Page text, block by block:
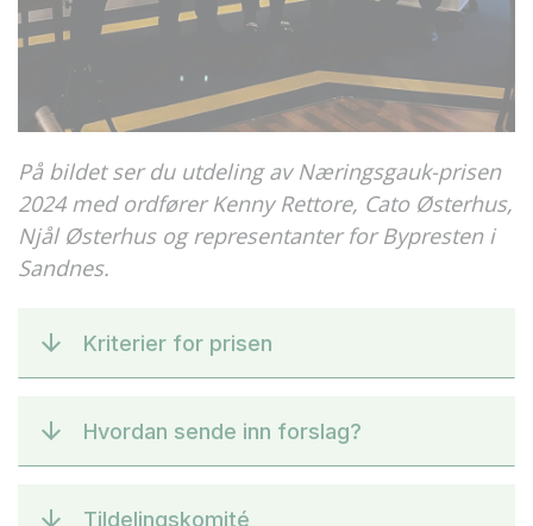
På bildet ser du utdeling av Næringsgauk-prisen
2024 med ordfører Kenny Rettore, Cato Østerhus,
Njål Østerhus og representanter for Bypresten i
Sandnes.
Kriterier for prisen
Hvordan sende inn forslag?
Tildelingskomité